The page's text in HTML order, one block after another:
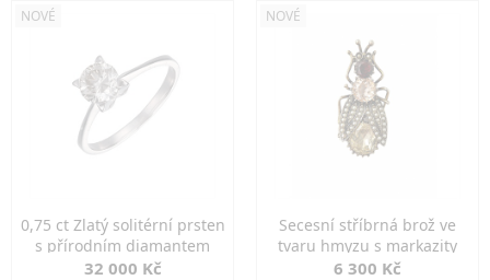
NOVÉ
0,75 ct Zlatý solitérní prsten
s přírodním diamantem
32 000 Kč
NOVÉ
Secesní stříbrná brož ve
tvaru hmyzu s markazity
6 300 Kč